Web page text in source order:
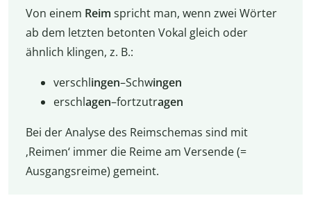
Von einem Reim spricht man, wenn zwei Wörter
ab dem letzten betonten Vokal gleich oder
ähnlich klingen, z. B.:
verschlingen–Schwingen
erschlagen–fortzutragen
Bei der Analyse des Reimschemas sind mit
‚Reimen‘ immer die Reime am Versende (=
Ausgangsreime) gemeint.